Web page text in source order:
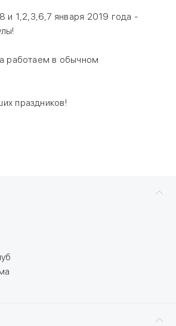
и 1,2,3,6,7 января 2019 года -
работаем в обычном
праздников!